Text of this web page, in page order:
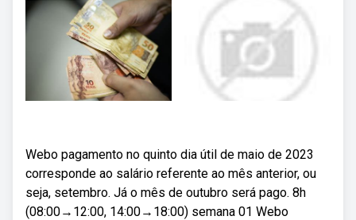
Webo pagamento no quinto dia útil de maio de 2023
corresponde ao salário referente ao mês anterior, ou
seja, setembro. Já o mês de outubro será pago. 8h
(08:00→12:00, 14:00→18:00) semana 01 Webo